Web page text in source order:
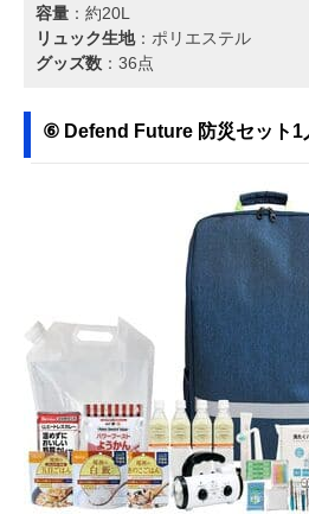
容量 ：約20L
リュック生地：‎ポリエステル
グッズ数 ：36点
⑥ Defend Future 防災セット1